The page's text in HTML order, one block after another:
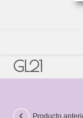
GL21
Producto